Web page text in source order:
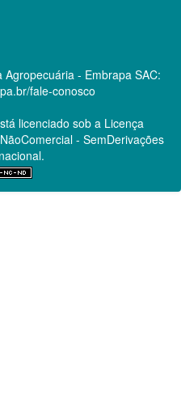
Agropecuária - Embrapa SAC:
fale-conosco
licenciado sob a Licença
- SemDerivações